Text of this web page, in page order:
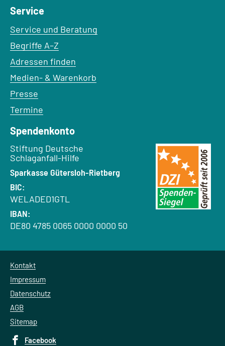
Service
Service und Beratung
Begriffe A–Z
Adressen finden
Medien- & Warenkorb
Presse
Termine
Spendenkonto
Empfänger:
Stiftung Deutsche
Schlaganfall-Hilfe
Bank:
Sparkasse Gütersloh-Rietberg
BIC:
WELADED1GTL
IBAN:
DE80 4785 0065 0000 0000 50
Kontakt
Impressum
Datenschutz
AGB
Sitemap
Facebook